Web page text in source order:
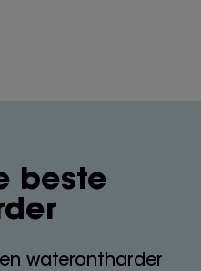
beste
waterontharder